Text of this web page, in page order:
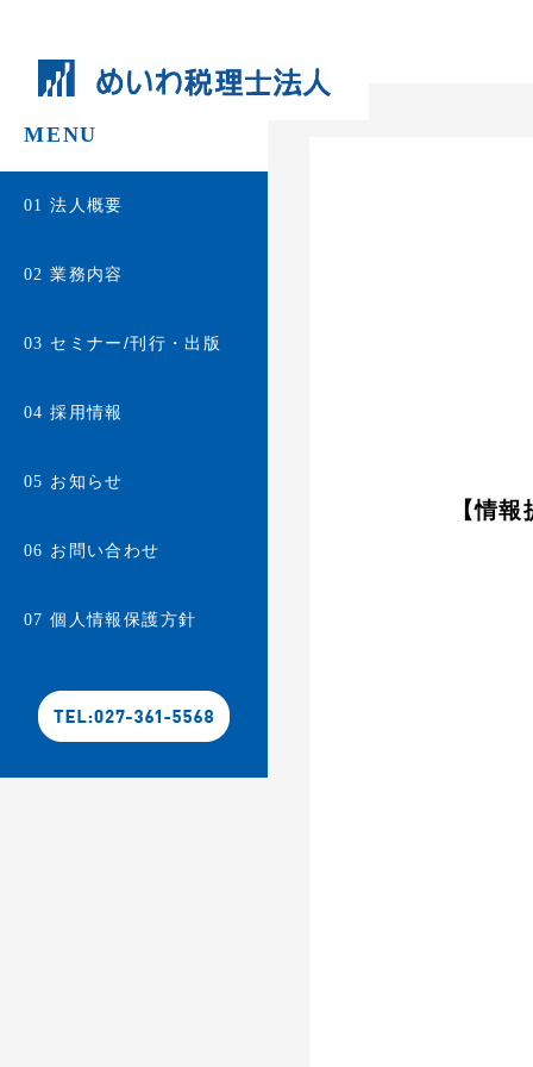
MENU
01 法人概要
02 業務内容
03 セミナー/刊行・出版
04 採用情報
05 お知らせ
06 お問い合わせ
07 個人情報保護方針
【情